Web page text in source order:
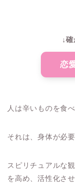
↓
恋
人は辛いものを食
それは、身体が必
スピリチュアルな
を高め、活性化さ